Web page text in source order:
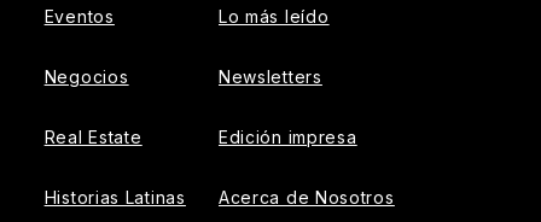
Eventos
Negocios
Real Estate
Historias Latinas
Lo más leído
Newsletters
Edición impresa
Acerca de Nosotros